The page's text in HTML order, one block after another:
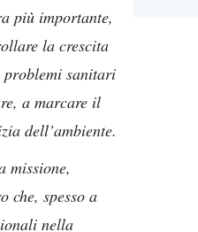
più importante,
la crescita
problemi sanitari
a marcare il
dell’ambiente.
missione,
che, spesso a
nella